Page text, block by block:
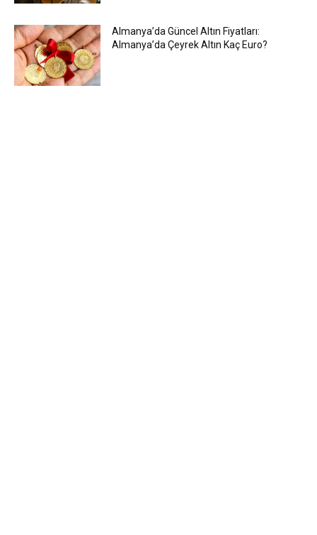
Almanya’da Güncel Altın Fiyatları:
Almanya’da Çeyrek Altın Kaç Euro?